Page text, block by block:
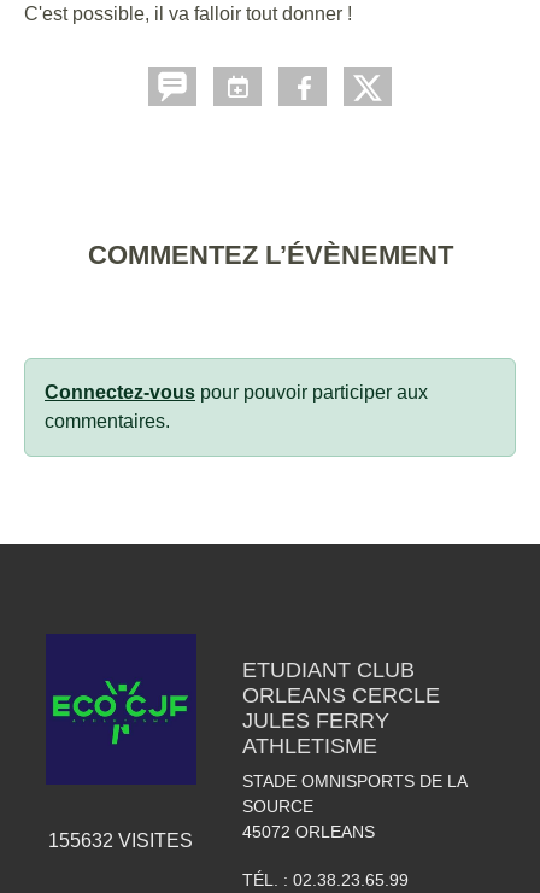
C'est possible, il va falloir tout donner !
COMMENTEZ L’ÉVÈNEMENT
Connectez-vous pour pouvoir participer aux
commentaires.
155632 VISITES
ETUDIANT CLUB
ORLEANS CERCLE
JULES FERRY
ATHLETISME
STADE OMNISPORTS DE LA
SOURCE
45072 ORLEANS
TÉL. : 02.38.23.65.99